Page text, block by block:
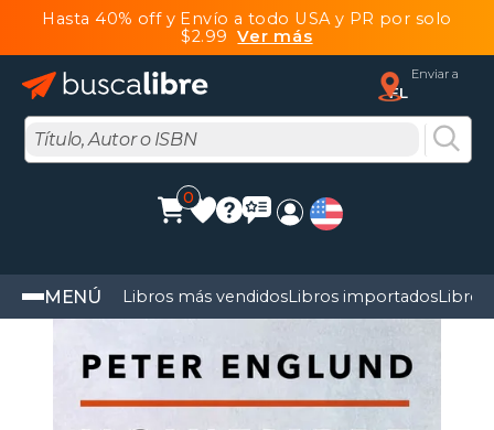
Hasta 40% off y Envío a todo USA y PR por solo
$2.99Ver más
Enviar a
FL
0
MENÚ Libros más vendidosLibros importadosLibros